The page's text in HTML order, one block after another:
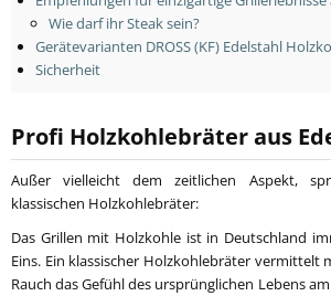
Wie darf ihr Steak sein?
Gerätevarianten DROSS (KF) Edelstahl
Sicherheit
Profi Holzkohlebräter aus
Außer vielleicht dem zeitlichen Aspekt,
klassischen Holzkohlebräter:
Das Grillen mit Holzkohle ist in Deutschland
Eins. Ein klassischer Holzkohlebräter vermittelt
Rauch das Gefühl des ursprünglichen Lebens